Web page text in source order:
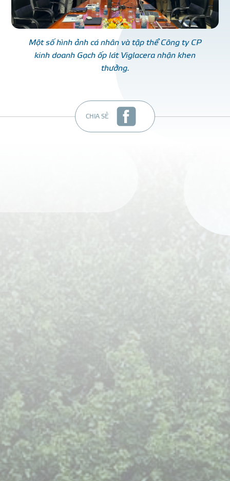
Một số hình ảnh cá nhân và tập thể Công ty CP
kinh doanh Gạch ốp lát Viglacera nhận khen
thưởng.
CHIA SẺ